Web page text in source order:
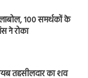
100 समर्थकों के
ने रोका
तहसीलदार का शव